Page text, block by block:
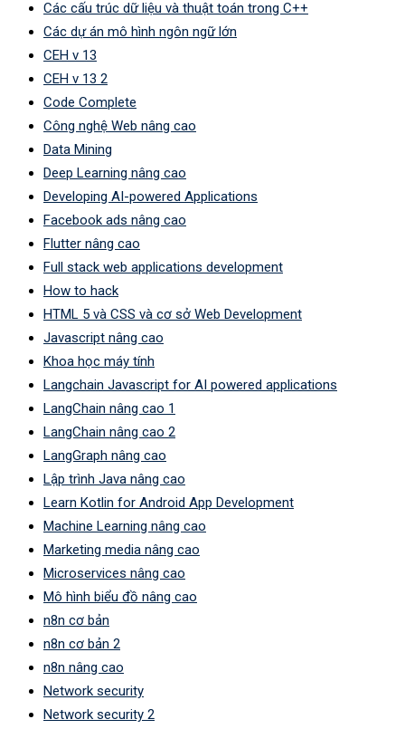
Các cấu trúc dữ liệu và thuật toán trong C++
Các dự án mô hình ngôn ngữ lớn
CEH v 13
CEH v 13 2
Code Complete
Công nghệ Web nâng cao
Data Mining
Deep Learning nâng cao
Developing AI-powered Applications
Facebook ads nâng cao
Flutter nâng cao
Full stack web applications development
How to hack
HTML 5 và CSS và cơ sở Web Development
Javascript nâng cao
Khoa học máy tính
Langchain Javascript for AI powered applications
LangChain nâng cao 1
LangChain nâng cao 2
LangGraph nâng cao
Lập trình Java nâng cao
Learn Kotlin for Android App Development
Machine Learning nâng cao
Marketing media nâng cao
Microservices nâng cao
Mô hình biểu đồ nâng cao
n8n cơ bản
n8n cơ bản 2
n8n nâng cao
Network security
Network security 2